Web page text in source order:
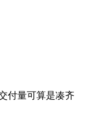
付量可算是凑齐